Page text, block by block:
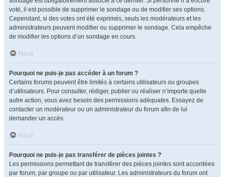
voté, il est possible de supprimer le sondage ou de modifier ses options.
Cependant, si des votes ont été exprimés, seuls les modérateurs et les
administrateurs peuvent modifier ou supprimer le sondage. Cela empêche
de modifier les options d’un sondage en cours.
Haut
Pourquoi ne puis-je pas accéder à un forum ?
Certains forums peuvent être limités à certains utilisateurs ou groupes
d’utilisateurs. Pour consulter, rédiger, publier ou réaliser n’importe quelle
autre action, vous avez besoin des permissions adéquates. Essayez de
contacter un modérateur ou un administrateur du forum afin de lui
demander un accès.
Haut
Pourquoi ne puis-je pas transférer de pièces jointes ?
Les permissions permettant de transférer des pièces jointes sont accordées
par forum, par groupe ou par utilisateur. Les administrateurs du forum ont